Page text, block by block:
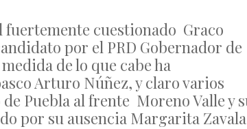
fuertemente cuestionado Graco
por el PRD Gobernador de
de lo que cabe ha
Arturo Núñez, y claro varios
Puebla al frente Moreno Valle y
por su ausencia Margarita